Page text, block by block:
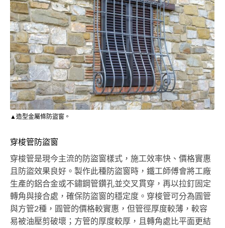
▲造型金屬條防盜窗。
穿梭管防盜窗
穿梭管是現今主流的防盜窗樣式，施工效率快、價格實惠
且防盜效果良好。製作此種防盜窗時，鐵工師傅會將工廠
生產的鋁合金或不鏽鋼管鑽孔並交叉貫穿，再以拉釘固定
轉角與接合處，確保防盜窗的穩定度。穿梭管可分為圓管
與方管2種，圓管的價格較實惠，但管徑厚度較薄，較容
易被油壓剪破壞；方管的厚度較厚，且轉角處比平面更結